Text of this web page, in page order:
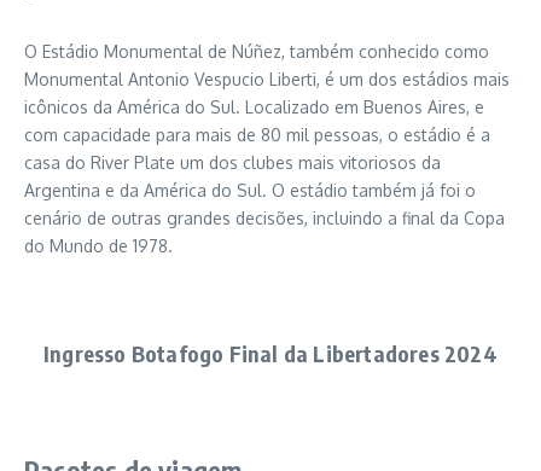
O Estádio Monumental de Núñez, também conhecido como
Monumental Antonio Vespucio Liberti, é um dos estádios mais
icônicos da América do Sul. Localizado em Buenos Aires, e
com capacidade para mais de 80 mil pessoas, o estádio é a
casa do River Plate um dos clubes mais vitoriosos da
Argentina e da América do Sul. O estádio também já foi o
cenário de outras grandes decisões, incluindo a final da Copa
do Mundo de 1978.
Ingresso Botafogo Final da Libertadores 2024